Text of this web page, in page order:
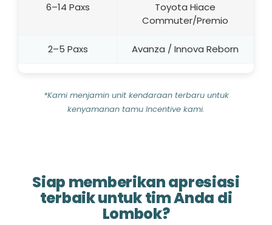
6–14 Paxs
Toyota Hiace
Commuter/Premio
2–5 Paxs Avanza / Innova Reborn
*Kami menjamin unit kendaraan terbaru untuk
kenyamanan tamu Incentive kami.
Siap memberikan apresiasi
terbaik untuk tim Anda di
Lombok?